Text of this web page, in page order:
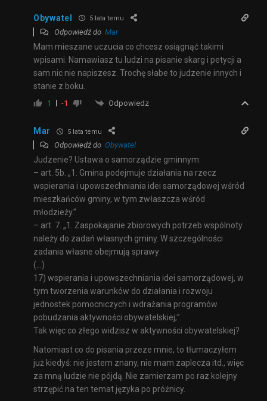
Obywatel 5 lata temu
Odpowiedź do Mar
Mam mieszane uczucia co chcesz osiągnąć takimi
wpisami. Namawiasz tu ludzi na pisanie skarg i petycji a
sam nic nie napiszesz. Trochę słabe to judzenie innych i
stanie z boku.
1 -1 Odpowiedz
Mar 5 lata temu
Odpowiedź do Obywatel
Judzenie? Ustawa o samorządzie gminnym:
– art. 5b. „1. Gmina podejmuje działania na rzecz
wspierania i upowszechniania idei samorządowej wśród
mieszkańców gminy, w tym zwłaszcza wśród
młodzieży.”
– art. 7. „1. Zaspokajanie zbiorowych potrzeb wspólnoty
należy do zadań własnych gminy. W szczególności
zadania własne obejmują sprawy:
(…)
17) wspierania i upowszechniania idei samorządowej, w
tym tworzenia warunków do działania i rozwoju
jednostek pomocniczych i wdrażania programów
pobudzania aktywności obywatelskiej;”.
Tak więc co złego widzisz w aktywności obywatelskiej?
Natomiast co do pisania przeze mnie, to tłumaczyłem
już kiedyś: nie jestem znany, nie mam zaplecza itd., więc
za mną ludzie nie pójdą. Nie zamierzam po raz kolejny
strzępić na ten temat języka po próżnicy.